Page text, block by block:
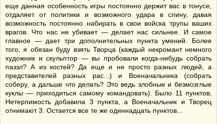
еще данная особенность игры постоянно держит вас в тонусе,
отдаляет от политики и возможного удара в спину, давая
возможность постоянно набирать в свои войска трупы ваших
врагов. Что нас не убивает — делает нас сильнее. И самое
главное — дает три дополнительных пункта умений. Более
того, я обязан буду взять Творца (каждый некромант немного
художник и скульптор — вы пробовали когда-нибудь собрать
паззл? А из костей? Да еще и не просто разных людей, а
представителей разных рас...) и Военачальника (собрать
соберу, а дальше что делать? Это ведь злобные и безмозглые
куклы — приходиться самому командовать). Было 11 пунктов,
Нетерпимость добавила 3 пункта, а Военачальник и Творец
отнимают 3. Остается все те же одиннадцать пунктов...